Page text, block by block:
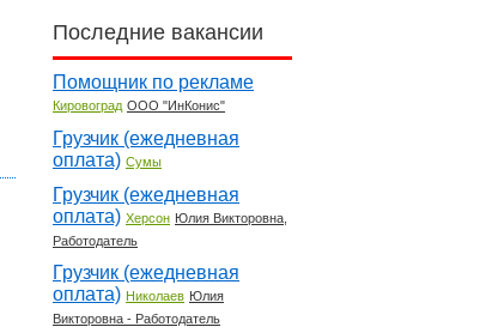
Последние вакансии
Помощник по рекламе
Кировоград ООО "ИнКонис"
Грузчик (ежедневная
оплата) Сумы
Грузчик (ежедневная
оплата) Херсон Юлия Викторовна,
Работодатель
Грузчик (ежедневная
оплата) Николаев Юлия
Викторовна - Работодатель